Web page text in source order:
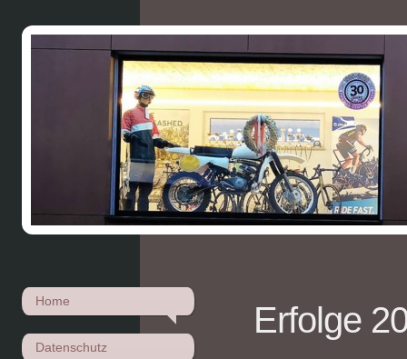
Home
Datenschutz
Erfolge